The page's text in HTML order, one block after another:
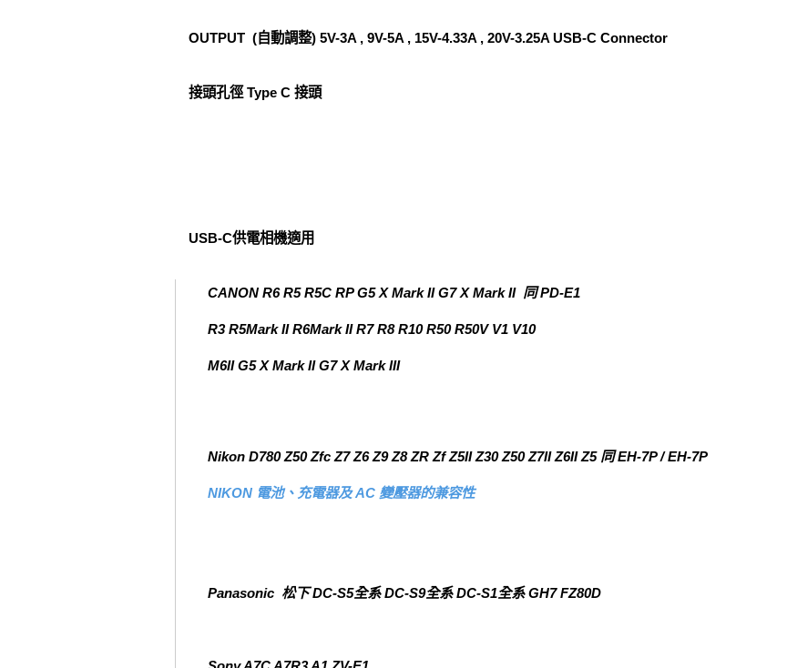
OUTPUT (自動調整) 5V-3A , 9V-5A , 15V-4.33A , 20V-3.25A USB-C Connector
接頭孔徑 Type C 接頭
USB-C供電相機適用
CANON R6 R5 R5C RP G5 X Mark II G7 X Mark II 同 PD-E1
R3 R5Mark II R6Mark II R7 R8 R10 R50 R50V V1 V10
M6II G5 X Mark II G7 X Mark III
Nikon D780 Z50 Zfc Z7 Z6 Z9 Z8 ZR Zf Z5II Z30 Z50 Z7II Z6II Z5 同 EH-7P / EH-7P
NIKON 電池、充電器及 AC 變壓器的兼容性
Panasonic 松下 DC-S5全系 DC-S9全系 DC-S1全系 GH7 FZ80D